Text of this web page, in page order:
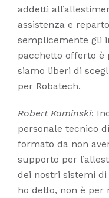
addetti
assistenza e
semplicemente gli
pacchetto offerto è
siamo liberi di
per Robatech.
Robert Kaminski:
personale tecnico
formato da non
supporto per
dei nostri sistemi di
ho detto, non è